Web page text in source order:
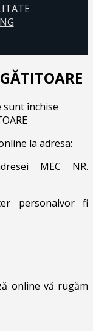
sunt închise
la adresa:
MEC NR.
personalvor fi
online vă rugăm